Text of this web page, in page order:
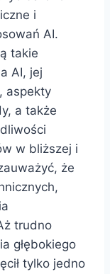
i
AI.
takie
AI, jej
aspekty
a także
w bliższej i
że
trudno
głębokiego
tylko jedno